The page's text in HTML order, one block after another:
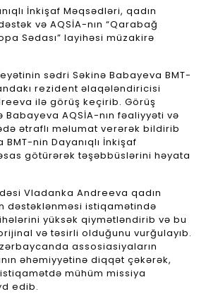
İnkişaf Məqsədləri, qadın
və AQSİA-nın “Qarabağ
Sədası” layihəsi müzakirə
sədri Səkinə Babayeva BMT-
rezident əlaqələndiricisi
ilə görüş keçirib. Görüş
Babayeva AQSİA-nın fəaliyyəti və
ətraflı məlumat verərək bildirib
nin Dayanıqlı İnkişaf
götürərək təşəbbüslərini həyata
Vladanka Andreeva qadın
dəstəklənməsi istiqamətində
yüksək qiymətləndirib və bu
və təsirli olduğunu vurğulayıb.
assosiasiyaların
əhəmiyyətinə diqqət çəkərək,
istiqamətdə mühüm missiya
edib.